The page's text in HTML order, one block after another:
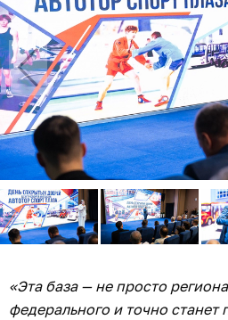
«Эта база — не просто
федерального и точно